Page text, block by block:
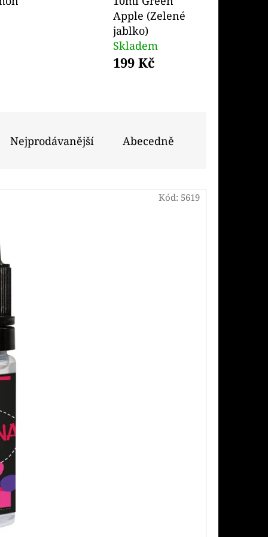
Apple (Zelené
jablko)
Skladem
199 Kč
Nejprodávanější Abecedně
Kód: 5619
CARTRIDGE
FRUIT GUAVA